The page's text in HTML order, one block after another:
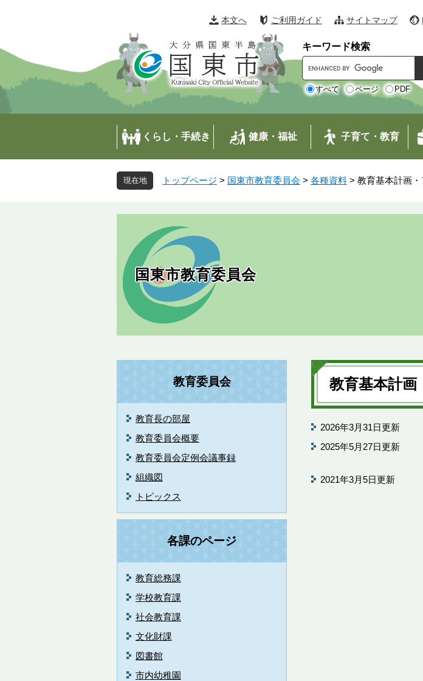
の
で
す
。
ー
ば
し
て
本文へ ご利用ガイド サイトマップ
キーワード検索
o
o
l
ム
すべて ページ PDF
くらし・手続き 健康・福祉 子育て・教育
トップページ > 国東市教育委員会 > 各種資料 > 教育基本計画
国東市教育委員会
本
文
教育基本計
2026年3月31日更新
2025年5月27日更新
2021年3月5日更新
教育委員会
教育長の部屋
教育委員会概要
教育委員会定例会議事録
組織図
トピックス
各課のページ
教育総務課
学校教育課
社会教育課
文化財課
図書館
市内幼稚園